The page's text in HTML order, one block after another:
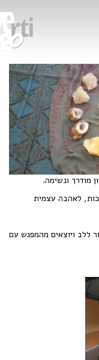
ונשימה.
לאהבה עצמית
ויוצאים מהמפגש עם